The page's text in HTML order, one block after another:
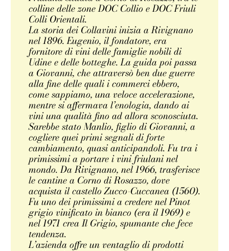
colline delle zone DOC Collio e DOC Friuli
Colli Orientali.
La storia dei Collavini inizia a Rivignano
nel 1896. Eugenio, il fondatore, era
fornitore di vini delle famiglie nobili di
Udine e delle botteghe. La guida poi passa
a Giovanni, che attraversò ben due guerre
alla fine delle quali i commerci ebbero,
come sappiamo, una veloce accelerazione,
mentre si affermava l’enologia, dando ai
vini una qualità fino ad allora sconosciuta.
Sarebbe stato Manlio, figlio di Giovanni, a
cogliere quei primi segnali di forte
cambiamento, quasi anticipandoli. Fu tra i
primissimi a portare i vini friulani nel
mondo. Da Rivignano, nel 1966, trasferisce
le cantine a Corno di Rosazzo, dove
acquista il castello Zucco-Cuccanea (1560).
Fu uno dei primissimi a credere nel Pinot
grigio vinificato in bianco (era il 1969) e
nel 1971 crea Il Grigio, spumante che fece
tendenza.
L’azienda offre un ventaglio di prodotti